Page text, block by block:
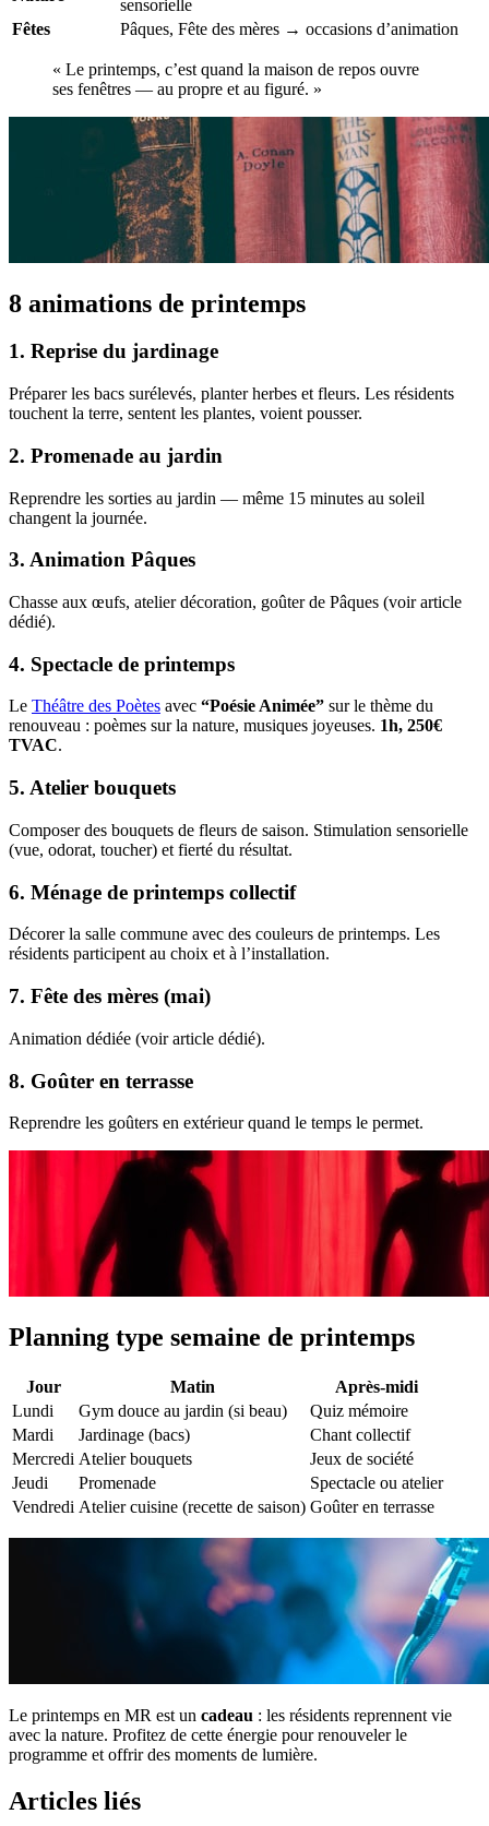
sensorielle
Fêtes
Pâques, Fête des mères → occasions d’animation
« Le printemps, c’est quand la maison de repos ouvre
ses fenêtres — au propre et au figuré. »
8 animations de printemps
1. Reprise du jardinage
Préparer les bacs surélevés, planter herbes et fleurs. Les résidents
touchent la terre, sentent les plantes, voient pousser.
2. Promenade au jardin
Reprendre les sorties au jardin — même 15 minutes au soleil
changent la journée.
3. Animation Pâques
Chasse aux œufs, atelier décoration, goûter de Pâques (voir article
dédié).
4. Spectacle de printemps
Le Théâtre des Poètes avec “Poésie Animée” sur le thème du
renouveau : poèmes sur la nature, musiques joyeuses. 1h, 250€
TVAC.
5. Atelier bouquets
Composer des bouquets de fleurs de saison. Stimulation sensorielle
(vue, odorat, toucher) et fierté du résultat.
6. Ménage de printemps collectif
Décorer la salle commune avec des couleurs de printemps. Les
résidents participent au choix et à l’installation.
7. Fête des mères (mai)
Animation dédiée (voir article dédié).
8. Goûter en terrasse
Reprendre les goûters en extérieur quand le temps le permet.
Planning type semaine de printemps
Jour Matin
Après-midi
Lundi
Gym douce au jardin (si beau)
Quiz mémoire
Mardi
Jardinage (bacs)
Chant collectif
Mercredi Atelier bouquets
Jeux de société
Jeudi
Promenade
Spectacle ou atelier
Vendredi Atelier cuisine (recette de saison) Goûter en terrasse
Le printemps en MR est un cadeau : les résidents reprennent vie
avec la nature. Profitez de cette énergie pour renouveler le
programme et offrir des moments de lumière.
Articles liés